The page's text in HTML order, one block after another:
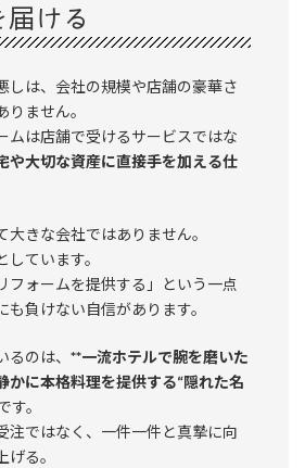
届ける
しは、会社の規模や店舗の豪華さ
ません。
ムは店舗で受けるサービスではな
や大切な資産に直接手を加える仕
大きな会社ではありません。
ています。
フォームを提供する」という一点
も負けない自信があります。
のは、 **一流ホテルで腕を磨いた
かに本格料理を提供する“隠れた名
す。
注ではなく、一件一件と真摯に向
る。